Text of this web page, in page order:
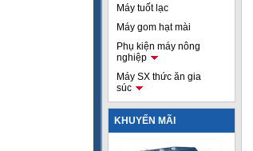
Máy tuốt lạc
Máy gom hạt mài
Phụ kiện máy nông
nghiệp
Máy SX thức ăn gia
súc
KHUYẾN MÃI